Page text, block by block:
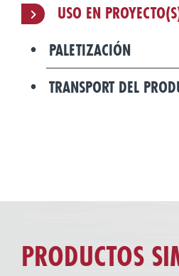
USO EN
PALETIZACIÓN
TRANSPORT DEL
PRODUCTOS